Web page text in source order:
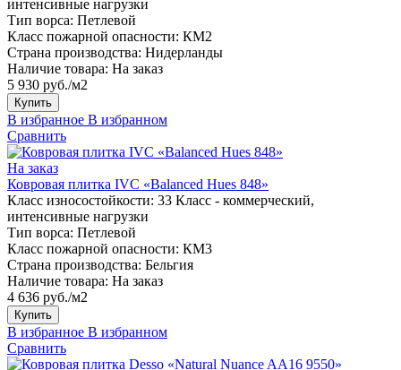
интенсивные нагрузки
Тип ворса: Петлевой
Класс пожарной опасности: КМ2
Страна производства: Нидерланды
Наличие товара: На заказ
5 930 руб./м2
Купить
В избранное В избранном
Сравнить
На заказ
Ковровая плитка IVC «Balanced Hues 848»
Класс износостойкости: 33 Класс - коммерческий,
интенсивные нагрузки
Тип ворса: Петлевой
Класс пожарной опасности: КМ3
Страна производства: Бельгия
Наличие товара: На заказ
4 636 руб./м2
Купить
В избранное В избранном
Сравнить